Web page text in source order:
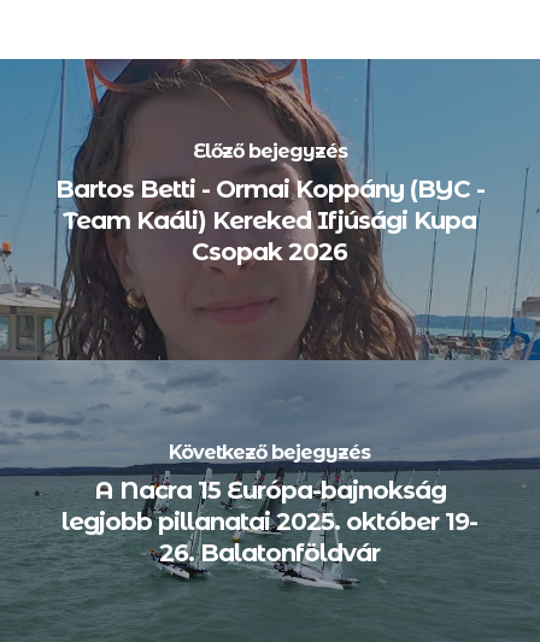
Előző bejegyzés
Bartos Betti - Ormai Koppány (BYC -
Team Kaáli) Kereked Ifjúsági Kupa
Csopak 2026
Következő bejegyzés
A Nacra 15 Európa-bajnokság
legjobb pillanatai 2025. október 19-
26. Balatonföldvár